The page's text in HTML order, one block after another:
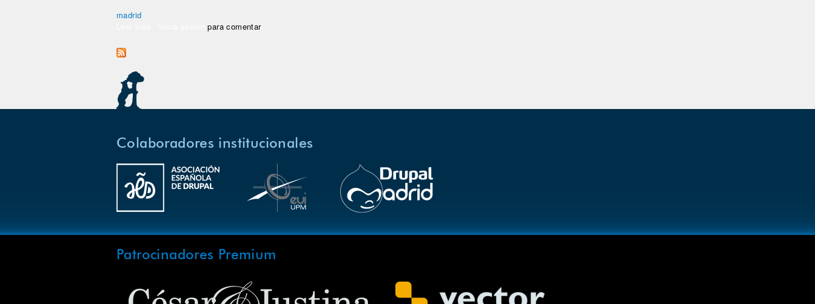
madrid
sobre De Madrid al cielo
para comentar
Colaboradores institucionales
Patrocinadores Premium